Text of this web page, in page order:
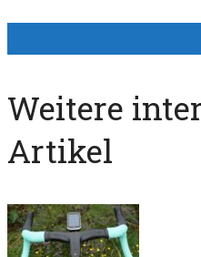
Weitere
Artikel